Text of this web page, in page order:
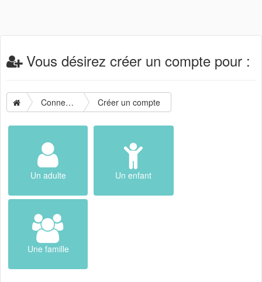
Vous désirez créer un compte pour :
Connexion Créer un compte
Un adulte Un enfant
Une famille